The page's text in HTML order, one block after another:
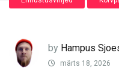
by Hampus
märts 18, 2026